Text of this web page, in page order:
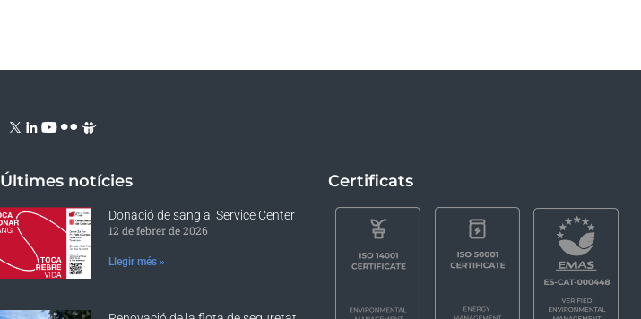
Últimes notícies
Donació de sang al Service Center
12 de febrer de 2026
Llegir més »
Certificats